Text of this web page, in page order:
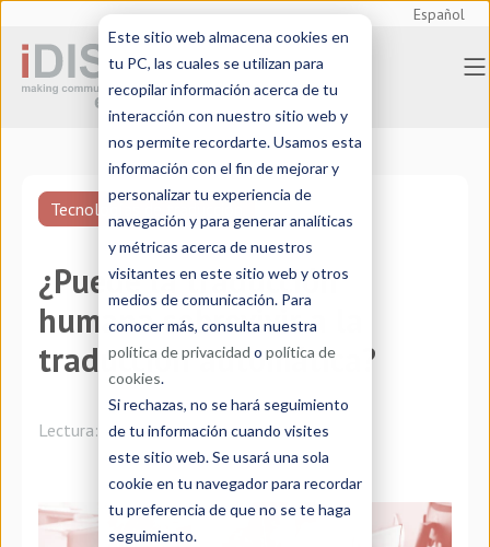
Este sitio web almacena cookies en
tu PC, las cuales se utilizan para
recopilar información acerca de tu
interacción con nuestro sitio web y
nos permite recordarte. Usamos esta
información con el fin de mejorar y
personalizar tu experiencia de
navegación y para generar analíticas
y métricas acerca de nuestros
visitantes en este sitio web y otros
medios de comunicación. Para
conocer más, consulta nuestra
política de privacidad o política de
cookies.
Si rechazas, no se hará seguimiento
de tu información cuando visites
este sitio web. Se usará una sola
cookie en tu navegador para recordar
tu preferencia de que no se te haga
seguimiento.
Español
Tecnologías de traducción
¿Puede la traducción
humana sobrevivir a la
traducción automática?
Lectura: 7 minutos